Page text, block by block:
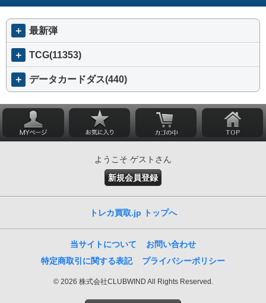
＋ 最新弾
＋ TCG(11353)
＋ データカードダス(440)
ようこそ ゲストさん
新規会員登録
トレカ買取.jp トップへ
当サイトについて
お問い合わせ
特定商取引に関する表記
プライバシーポリシー
© 2026 株式会社CLUBWIND All Rights Reserved.